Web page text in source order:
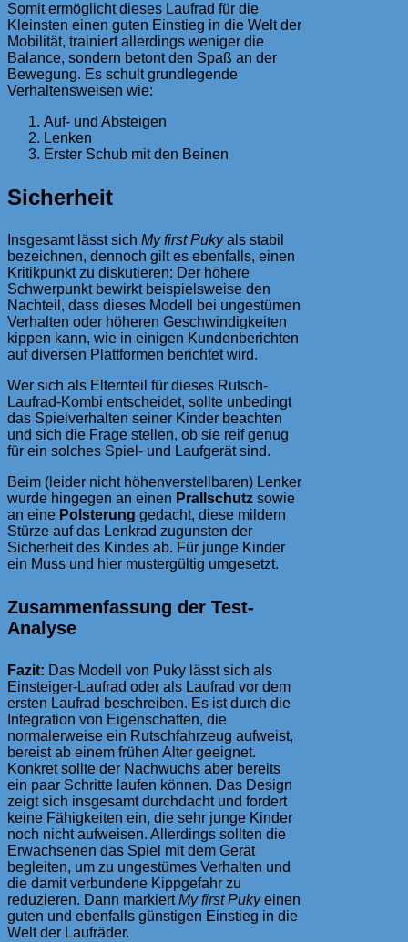
Somit ermöglicht dieses Laufrad für die
Kleinsten einen guten Einstieg in die Welt der
Mobilität, trainiert allerdings weniger die
Balance, sondern betont den Spaß an der
Bewegung. Es schult grundlegende
Verhaltensweisen wie:
Auf- und Absteigen
Lenken
Erster Schub mit den Beinen
Sicherheit
Insgesamt lässt sich My first Pukyals stabil
bezeichnen, dennoch gilt es ebenfalls, einen
Kritikpunkt zu diskutieren: Der höhere
Schwerpunkt bewirkt beispielsweise den
Nachteil, dass dieses Modell bei ungestümen
Verhalten oder höheren Geschwindigkeiten
kippen kann, wie in einigen Kundenberichten
auf diversen Plattformen berichtet wird.
Wer sich als Elternteil für dieses Rutsch-
Laufrad-Kombi entscheidet, sollte unbedingt
das Spielverhalten seiner Kinder beachten
und sich die Frage stellen, ob sie reif genug
für ein solches Spiel- und Laufgerät sind.
Beim (leider nicht höhenverstellbaren) Lenker
wurde hingegen an einen Prallschutz sowie
an eine Polsterung gedacht, diese mildern
Stürze auf das Lenkrad zugunsten der
Sicherheit des Kindes ab. Für junge Kinder
ein Muss und hier mustergültig umgesetzt.
Zusammenfassung der Test-
Analyse
Fazit: Das Modell von Puky lässt sich als
Einsteiger-Laufrad oder als Laufrad vor dem
ersten Laufrad beschreiben. Es ist durch die
Integration von Eigenschaften, die
normalerweise ein Rutschfahrzeug aufweist,
bereist ab einem frühen Alter geeignet.
Konkret sollte der Nachwuchs aber bereits
ein paar Schritte laufen können. Das Design
zeigt sich insgesamt durchdacht und fordert
keine Fähigkeiten ein, die sehr junge Kinder
noch nicht aufweisen. Allerdings sollten die
Erwachsenen das Spiel mit dem Gerät
begleiten, um zu ungestümes Verhalten und
die damit verbundene Kippgefahr zu
reduzieren. Dann markiertMy first Pukyeinen
guten und ebenfalls günstigen Einstieg in die
Welt der Laufräder.